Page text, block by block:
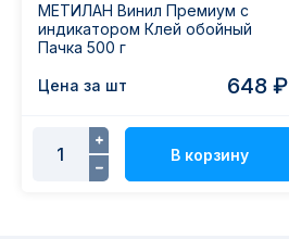
МЕТИЛАН Винил Премиум с
индикатором Клей обойный
Пачка 500 г
Цена за шт 648 ₽
В корзину